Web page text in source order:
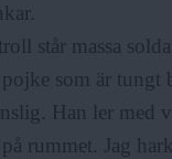
står massa
pojke som är
Han ler med
rummet. Jag